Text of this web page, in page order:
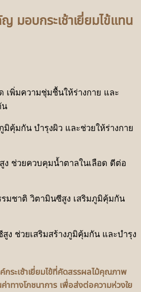
ญ มอบกระเช้าเยี่ยมไข้แทน
เพิ่มความชุ่มชื้นให้ร่างกาย และ
น
มิคุ้มกัน บำรุงผิว และช่วยให้ร่างกาย
ง ช่วยควบคุมน้ำตาลในเลือด ดีต่อ
รมชาติ วิตามินซีสูง เสริมภูมิคุ้มกัน
ง ช่วยเสริมสร้างภูมิคุ้มกัน และบำรุง
ระเช้าเยี่ยมไข้ที่คัดสรรผลไม้คุณภาพ
ทางโภชนาการ เพื่อส่งต่อความห่วงใย